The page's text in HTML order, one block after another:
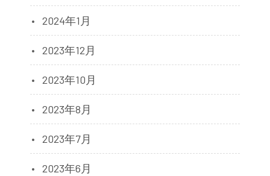
2024年1月
2023年12月
2023年10月
2023年8月
2023年7月
2023年6月